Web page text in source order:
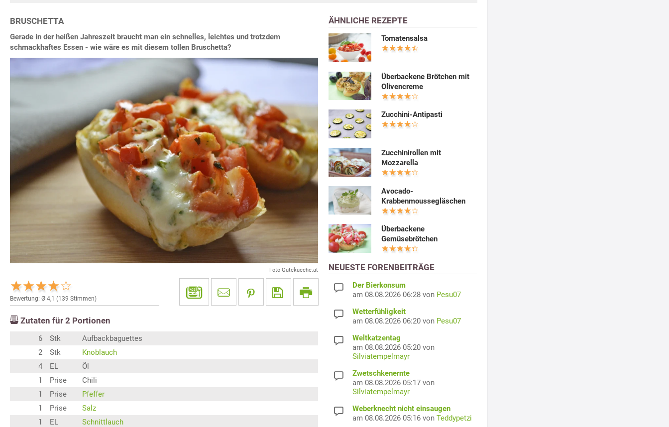
BRUSCHETTA
Gerade in der heißen Jahreszeit braucht man ein schnelles, leichtes und trotzdem
schmackhaftes Essen - wie wäre es mit diesem tollen Bruschetta?
Foto Gutekueche.at
Bewertung: Ø 4,1 (139 Stimmen)
Zutaten für 2 Portionen
6 Stk
Aufbackbaguettes
2
Stk
Knoblauch
4
EL
Öl
1
Prise
Chili
1
Prise
Pfeffer
1
Prise
Salz
1
EL
Schnittlauch
ÄHNLICHE REZEPTE
Tomatensalsa
Überbackene Brötchen mit
Olivencreme
Zucchini-Antipasti
Zucchinirollen mit
Mozzarella
Avocado-
Krabbenmoussegläschen
Überbackene
Gemüsebrötchen
NEUESTE FORENBEITRÄGE
Der Bierkonsum
am 08.08.2026 06:28 von Pesu07
Wetterfühligkeit
am 08.08.2026 06:20 von Pesu07
Weltkatzentag
am 08.08.2026 05:20 von
Silviatempelmayr
Zwetschkenernte
am 08.08.2026 05:17 von
Silviatempelmayr
Weberknecht nicht einsaugen
am 08.08.2026 05:16 von Teddypetzi